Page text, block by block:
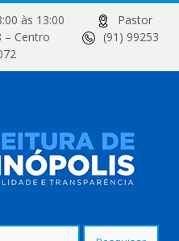
às 13:00
Pastor
– Centro
(91) 99253